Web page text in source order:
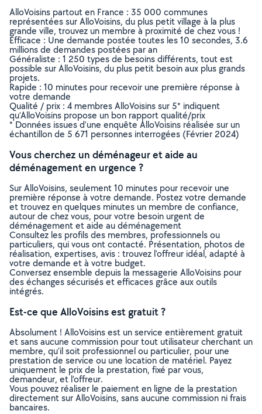
AlloVoisins partout en France : 35 000 communes
représentées sur AlloVoisins, du plus petit village à la plus
grande ville, trouvez un membre à proximité de chez vous !
Efficace : Une demande postée toutes les 10 secondes, 3.6
millions de demandes postées par an
Généraliste : 1 250 types de besoins différents, tout est
possible sur AlloVoisins, du plus petit besoin aux plus grands
projets.
Rapide : 10 minutes pour recevoir une première réponse à
votre demande
Qualité / prix : 4 membres AlloVoisins sur 5* indiquent
qu’AlloVoisins propose un bon rapport qualité/prix
* Données issues d’une enquête AlloVoisins réalisée sur un
échantillon de 5 671 personnes interrogées (Février 2024)
Vous cherchez un déménageur et aide au
déménagement en urgence ?
Sur AlloVoisins, seulement 10 minutes pour recevoir une
première réponse à votre demande. Postez votre demande
et trouvez en quelques minutes un membre de confiance,
autour de chez vous, pour votre besoin urgent de
déménagement et aide au déménagement
Consultez les profils des membres, professionnels ou
particuliers, qui vous ont contacté. Présentation, photos de
réalisation, expertises, avis : trouvez l'offreur idéal, adapté à
votre demande et à votre budget.
Conversez ensemble depuis la messagerie AlloVoisins pour
des échanges sécurisés et efficaces grâce aux outils
intégrés.
Est-ce que AlloVoisins est gratuit ?
Absolument ! AlloVoisins est un service entièrement gratuit
et sans aucune commission pour tout utilisateur cherchant un
membre, qu’il soit professionnel ou particulier, pour une
prestation de service ou une location de matériel. Payez
uniquement le prix de la prestation, fixé par vous,
demandeur, et l’offreur.
Vous pouvez réaliser le paiement en ligne de la prestation
directement sur AlloVoisins, sans aucune commission ni frais
bancaires.